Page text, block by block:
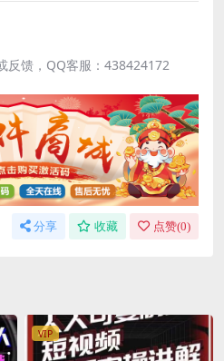
反馈，QQ客服：438424172
分享 收藏 点赞(0)
VIP